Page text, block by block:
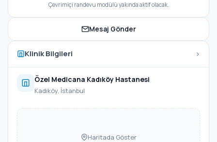
Çevrimiçi randevu modülü yakında aktif olacak.
Mesaj Gönder
Klinik Bilgileri ›
Özel Medicana Kadıköy Hastanesi
Kadıköy, İstanbul
Haritada Göster